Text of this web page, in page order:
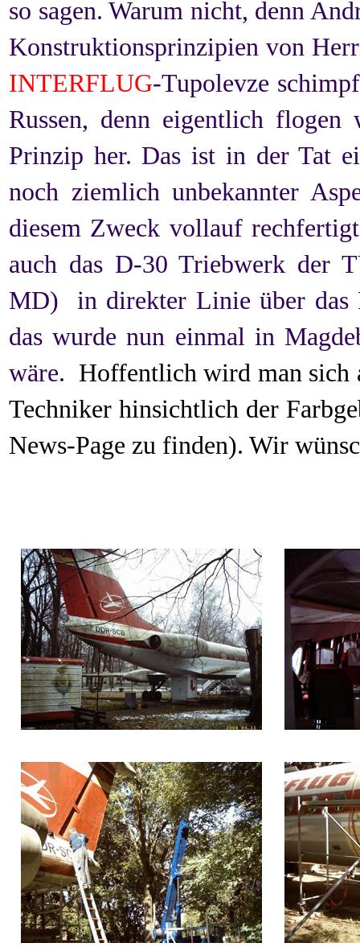
so sagen. Warum nicht, denn
Konstruktionsprinzipien von
INTERFLUG-Tupolevze
Russen, denn eigentlich
Prinzip her. Das ist in der Tat
noch ziemlich unbekannter
diesem Zweck vollauf
auch das D-30 Triebwerk der
MD) in direkter Linie über das
das wurde nun einmal in
wäre. Hoffentlich wird man sich
Techniker hinsichtlich der
News-Page zu finden). Wir